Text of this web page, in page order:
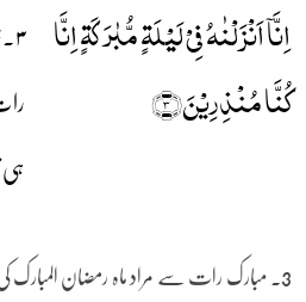
اِنَّاۤ اَنۡزَلۡنٰہُ فِیۡ لَیۡلَۃٍ مُّبٰرَکَۃٍ اِنَّا
کُنَّا مُنۡذِرِیۡنَ﴿۳﴾
3۔ مبارک رات سے مراد ماہ رمضان